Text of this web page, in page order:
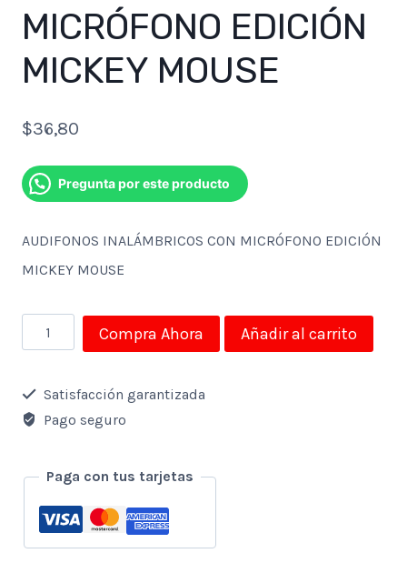
MICRÓFONO EDICIÓN
MICKEY MOUSE
$36,80
Pregunta por este producto
AUDIFONOS INALÁMBRICOS CON MICRÓFONO EDICIÓN
MICKEY MOUSE
AUDIFONOS
INALÁMBRICOS
CON
MICRÓFONO
MICKEY
MOUSE
cantidad
Compra Ahora Añadir al carrito
Satisfacción garantizada
Pago seguro
Paga con tus tarjetas